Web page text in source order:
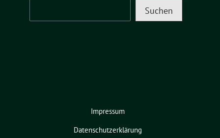
Suchen
Impressum
Datenschutzerklärung